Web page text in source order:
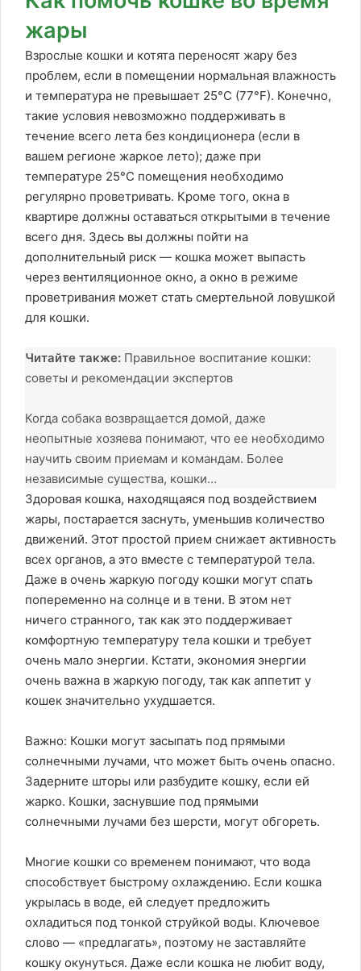
жары
Взрослые кошки и котята переносят жару без
проблем, если в помещении нормальная влажность
и температура не превышает 25°C (77°F). Конечно,
такие условия невозможно поддерживать в
течение всего лета без кондиционера (если в
вашем регионе жаркое лето); даже при
температуре 25°C помещения необходимо
регулярно проветривать. Кроме того, окна в
квартире должны оставаться открытыми в течение
всего дня. Здесь вы должны пойти на
дополнительный риск — кошка может выпасть
через вентиляционное окно, а окно в режиме
проветривания может стать смертельной ловушкой
для кошки.
Читайте также: Правильное воспитание кошки:
советы и рекомендации экспертов
Когда собака возвращается домой, даже
неопытные хозяева понимают, что ее необходимо
научить своим приемам и командам. Более
независимые существа, кошки…
Здоровая кошка, находящаяся под воздействием
жары, постарается заснуть, уменьшив количество
движений. Этот простой прием снижает активность
всех органов, а это вместе с температурой тела.
Даже в очень жаркую погоду кошки могут спать
попеременно на солнце и в тени. В этом нет
ничего странного, так как это поддерживает
комфортную температуру тела кошки и требует
очень мало энергии. Кстати, экономия энергии
очень важна в жаркую погоду, так как аппетит у
кошек значительно ухудшается.
Важно: Кошки могут засыпать под прямыми
солнечными лучами, что может быть очень опасно.
Задерните шторы или разбудите кошку, если ей
жарко. Кошки, заснувшие под прямыми
солнечными лучами без шерсти, могут обгореть.
Многие кошки со временем понимают, что вода
способствует быстрому охлаждению. Если кошка
укрылась в воде, ей следует предложить
охладиться под тонкой струйкой воды. Ключевое
слово — «предлагать», поэтому не заставляйте
кошку окунуться. Даже если кошка не любит воду,